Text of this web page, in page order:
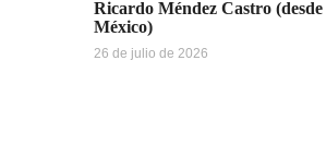
Ricardo Méndez Castro (desde
México)
26 de julio de 2026